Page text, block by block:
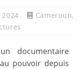
Cameroun,
documentaire
pouvoir depuis